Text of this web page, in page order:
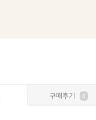
구매후기 0